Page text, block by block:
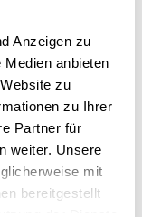
Anzeigen zu
anbieten
zu
zu Ihrer
Partner für
weiter. Unsere
mit
bereitgestellt